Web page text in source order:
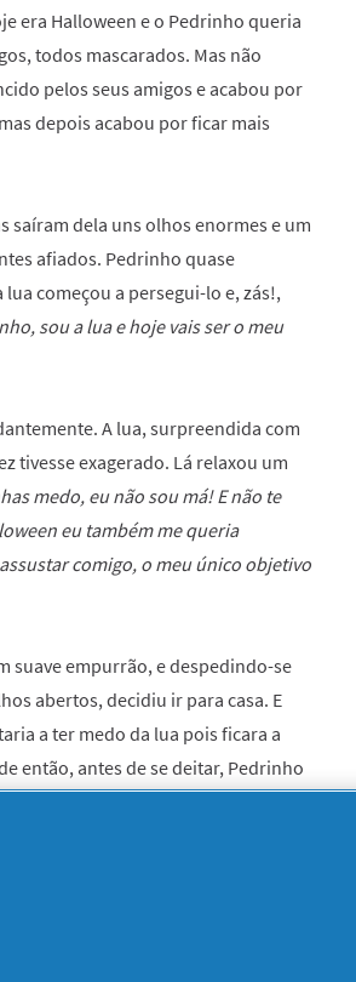
era Halloween e o Pedrinho queria
todos mascarados. Mas não
pelos seus amigos e acabou por
depois acabou por ficar mais
saíram dela uns olhos enormes e um
afiados. Pedrinho quase
começou a persegui-lo e, zás!,
sou a lua e hoje vais ser o meu
A lua, surpreendida com
tivesse exagerado. Lá relaxou um
medo, eu não sou má! E não te
eu também me queria
comigo, o meu único objetivo
suave empurrão, e despedindo-se
abertos, decidiu ir para casa. E
a ter medo da lua pois ficara a
então, antes de se deitar, Pedrinho